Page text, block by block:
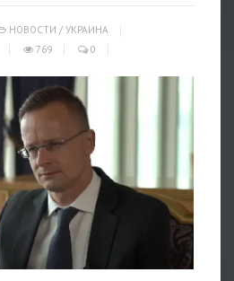
НОВОСТИ / УКРАИНА
769 0